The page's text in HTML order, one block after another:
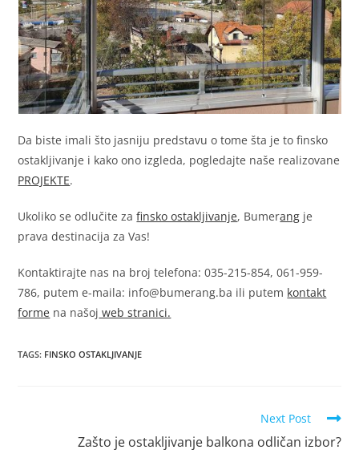
Da biste imali što jasniju predstavu o tome šta je to finsko
ostakljivanje i kako ono izgleda, pogledajte naše realizovane
PROJEKTE.
Ukoliko se odlučite zafinsko ostakljivanje, Bumerang je
prava destinacija za Vas!
Kontaktirajte nas na broj telefona: 035-215-854, 061-959-
786, putem e-maila: info@bumerang.ba ili putem kontakt
forme na našoj web stranici.
TAGS: FINSKO OSTAKLJIVANJE
Next Post
Zašto je ostakljivanje balkona odličan izbor?